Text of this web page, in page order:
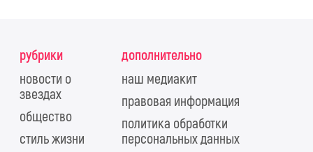
рубрики
новости о
звездах
общество
стиль жизни
дополнительно
наш медиакит
правовая информация
политика обработки
персональных данных